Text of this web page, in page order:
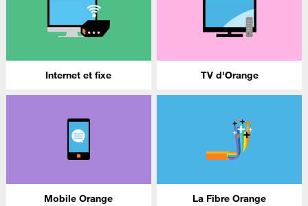
Internet et fixe TV d'Orange
Mobile Orange La Fibre Orange